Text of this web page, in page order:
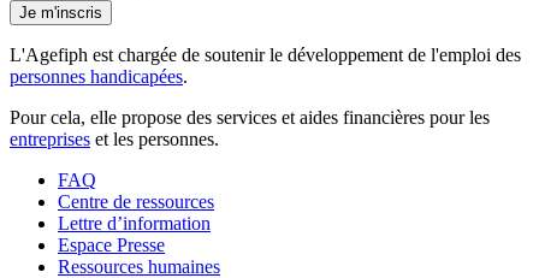
Je m'inscris
L'Agefiph est chargée de soutenir le développement de l'emploi des
personnes handicapées.
Pour cela, elle propose des services et aides financières pour les
entreprises et les personnes.
FAQ
Centre de ressources
Lettre d’information
Espace Presse
Ressources humaines